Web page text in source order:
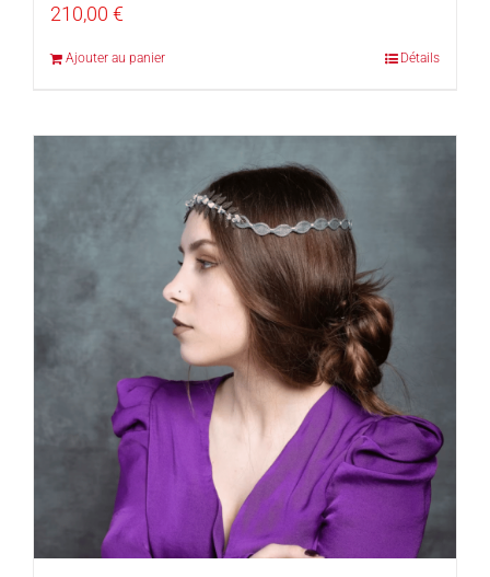
210,00 €
Ajouter au panier Détails